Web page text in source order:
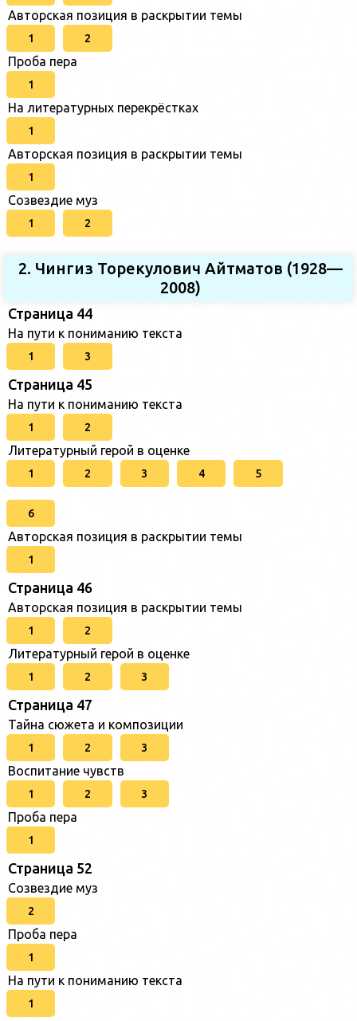
Авторская позиция в раскрытии темы
1 2
Проба пера
1
На литературных перекрёстках
1
Авторская позиция в раскрытии темы
1
Созвездие муз
1 2
2. Чингиз Торекулович Айтматов (1928—
2008)
Страница 44
На пути к пониманию текста
1 3
Страница 45
На пути к пониманию текста
1 2
Литературный герой в оценке
1 2 3 4 5
6
Авторская позиция в раскрытии темы
1
Страница 46
Авторская позиция в раскрытии темы
1 2
Литературный герой в оценке
1 2 3
Страница 47
Тайна сюжета и композиции
1 2 3
Воспитание чувств
1 2 3
Проба пера
1
Страница 52
Созвездие муз
2
Проба пера
1
На пути к пониманию текста
1